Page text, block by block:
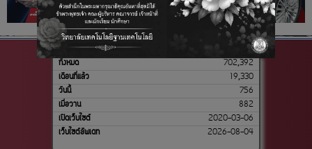
ทั้งหมด
702,392
เดือนที่แล้ว
19,330
วันนี้
756
เมื่อวาน
882
เปิดเว็บไซต์
2020-03-06
เว็บไซต์อัพเดท
2026-08-04